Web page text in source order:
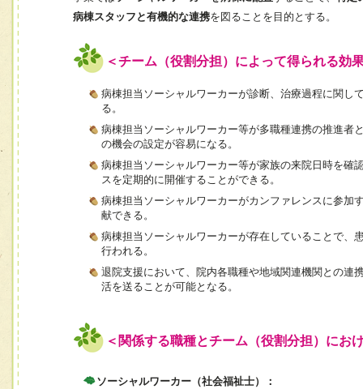
病棟スタッフと有機的な連携を図ることを目的とする。
＜チーム（役割分担）によって得られる効
病棟担当ソーシャルワーカーが診断、治療過程に関し
る。
病棟担当ソーシャルワーカー等が多職種連携の推進者
の機会の設定が容易になる。
病棟担当ソーシャルワーカー等が家族の来院日時を確
スを定期的に開催することができる。
病棟担当ソーシャルワーカーがカンファレンスに参加
献できる。
病棟担当ソーシャルワーカーが存在していることで、
行われる。
退院支援において、院内各職種や地域関連機関との連
活を送ることが可能となる。
＜関係する職種とチーム（役割分担）にお
ソーシャルワーカー（社会福祉士）：